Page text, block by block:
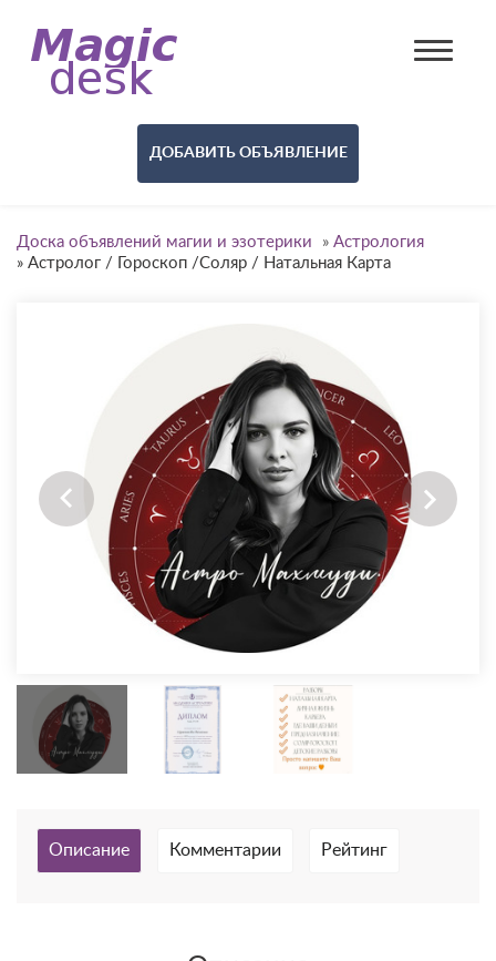
ДОБАВИТЬ ОБЪЯВЛЕНИЕ
Доска объявлений магии и эзотерики » Астрология
» Астролог / Гороскоп /Соляр / Натальная Карта
Описание Комментарии Рейтинг